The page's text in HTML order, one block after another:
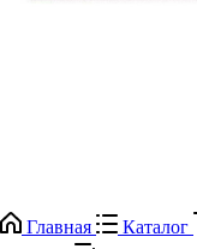
Главная Каталог